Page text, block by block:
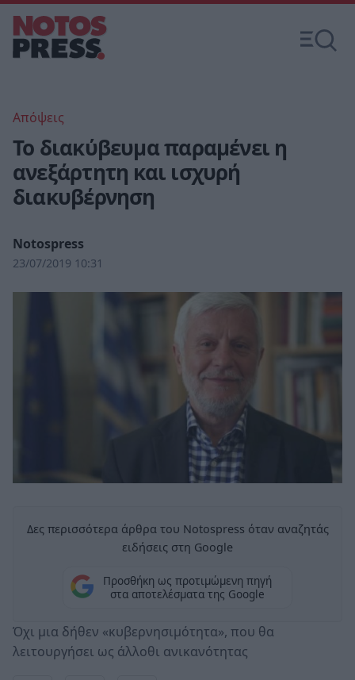
Απόψεις
To διακύβευμα παραμένει η
ανεξάρτητη και ισχυρή
διακυβέρνηση
Notospress
23/07/2019 10:31
Δες περισσότερα άρθρα του Notospress όταν αναζητάς
ειδήσεις στη Google
Προσθήκη ως προτιμώμενη πηγή
στα αποτελέσματα της Google
Όχι μια δήθεν «κυβερνησιμότητα», που θα
λειτουργήσει ως άλλοθι ανικανότητας